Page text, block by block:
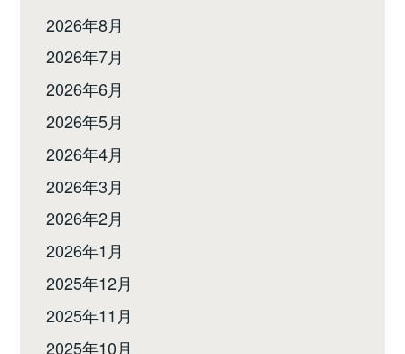
2026年8月
2026年7月
2026年6月
2026年5月
2026年4月
2026年3月
2026年2月
2026年1月
2025年12月
2025年11月
2025年10月